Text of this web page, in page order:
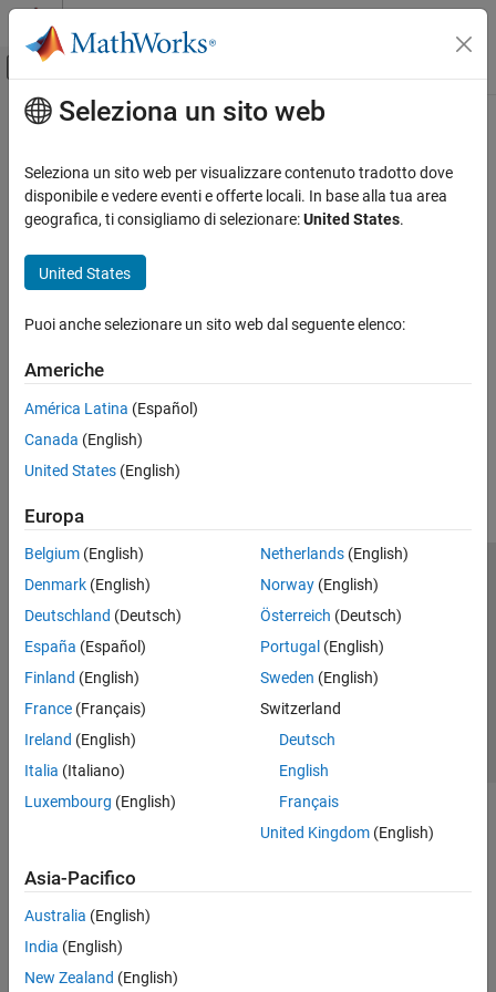
Vai al contenuto
Attiva/disattiva menu di navigazione
Pagina iniziale della documentazione
Contenuto principale
How useful was this information?
Seleziona un sito web
Seleziona un sito web per visualizzare contenuto tradotto dove
disponibile e vedere eventi e offerte locali. In base alla tua area
geografica, ti consigliamo di selezionare:United States.
United States
Puoi anche selezionare un sito web dal seguente elenco:
Americhe
América Latina (Español)
Canada (English)
United States (English)
Europa
Belgium (English)
Denmark (English)
Deutschland (Deutsch)
España (Español)
Finland (English)
France (Français)
Ireland (English)
Italia (Italiano)
Luxembourg (English)
Netherlands(English)
Norway(English)
Österreich (Deutsch)
Portugal (English)
Sweden (English)
Switzerland
Deutsch
English
Français
United Kingdom(English)
Asia-Pacifico
Australia (English)
India (English)
New Zealand (English)
Centro di fiducia
Informativa sulla privacy
Antipirateria
Stato dell'applicazione
Contatti
© 1994-2026 The MathWorks, Inc.